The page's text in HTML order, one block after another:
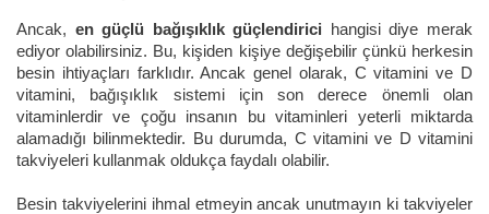
Ancak, en güçlü bağışıklık güçlendirici
hangisi diye merak
ediyor olabilirsiniz. Bu, kişiden kişiye değişebilir çünkü herkesin
besin ihtiyaçları farklıdır. Ancak genel olarak, C vitamini ve D
vitamini, bağışıklık sistemi için son derece önemli olan
vitaminlerdir ve çoğu insanın bu vitaminleri yeterli miktarda
alamadığı bilinmektedir. Bu durumda, C vitamini ve D vitamini
takviyeleri kullanmak oldukça faydalı olabilir.
Besin takviyelerini ihmal etmeyin ancak unutmayın ki takviyeler